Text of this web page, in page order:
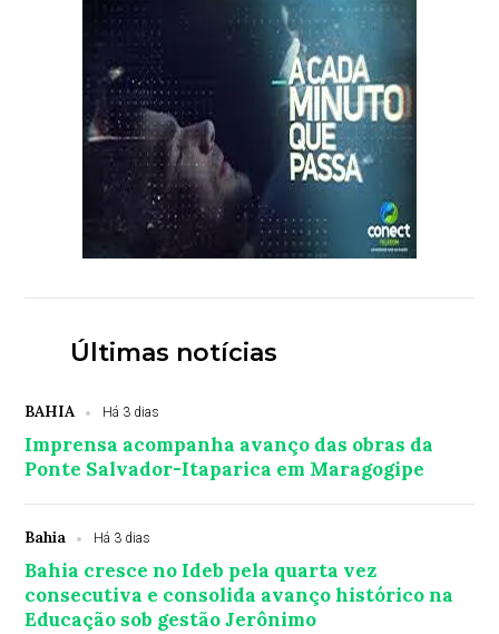
Últimas notícias
BAHIA Há 3 dias
Imprensa acompanha avanço das obras da
Ponte Salvador-Itaparica em Maragogipe
Bahia Há 3 dias
Bahia cresce no Ideb pela quarta vez
consecutiva e consolida avanço histórico na
Educação sob gestão Jerônimo